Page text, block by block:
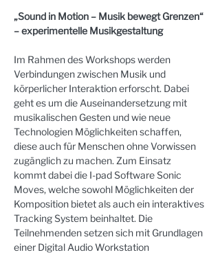
„Sound in Motion – Musik bewegt Grenzen“
– experimentelle Musikgestaltung
Im Rahmen des Workshops werden
Verbindungen zwischen Musik und
körperlicher Interaktion erforscht. Dabei
geht es um die Auseinandersetzung mit
musikalischen Gesten und wie neue
Technologien Möglichkeiten schaffen,
diese auch für Menschen ohne Vorwissen
zugänglich zu machen. Zum Einsatz
kommt dabei die I-pad Software Sonic
Moves, welche sowohl Möglichkeiten der
Komposition bietet als auch ein interaktives
Tracking System beinhaltet. Die
Teilnehmenden setzen sich mit Grundlagen
einer Digital Audio Workstation